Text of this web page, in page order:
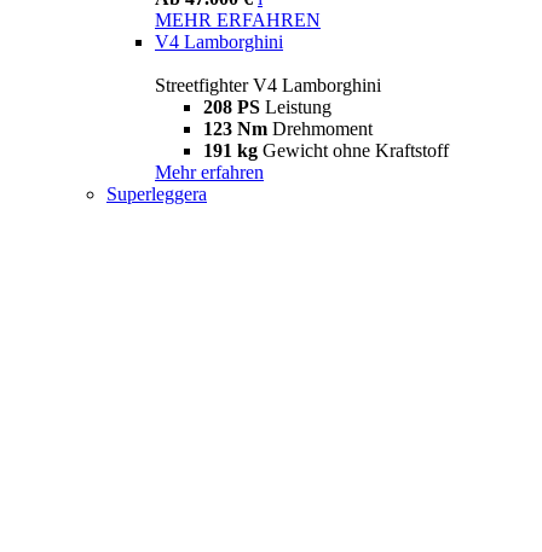
MEHR ERFAHREN
V4 Lamborghini
Streetfighter V4 Lamborghini
208 PS Leistung
123 Nm Drehmoment
191 kg Gewicht ohne Kraftstoff
Mehr erfahren
Superleggera